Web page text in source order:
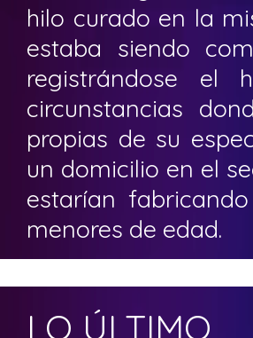
hilo curado en la
estaba siendo
registrándose el
circunstancias
propias de su
un domicilio en el
estarían
menores de edad.
LO ÚLTIMO